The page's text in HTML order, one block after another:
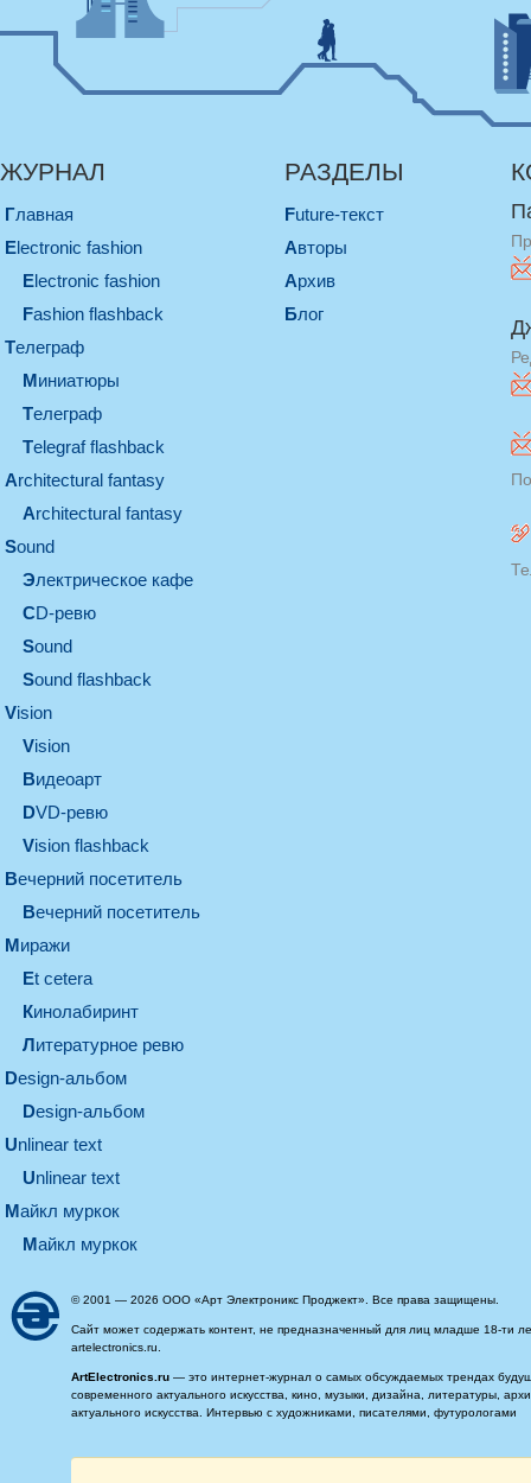
ЖУРНАЛ
Главная
electronic fashion
electronic fashion
Fashion flashback
телеграф
миниатюры
телеграф
Telegraf flashback
architectural fantasy
architectural fantasy
sound
электрическое кафе
CD-ревю
sound
Sound flashback
vision
vision
видеоарт
DVD-ревю
Vision flashback
вечерний посетитель
вечерний посетитель
миражи
et cetera
кинолабиринт
литературное ревю
design-альбом
design-альбом
unlinear text
Unlinear text
майкл муркок
майкл муркок
РАЗДЕЛЫ
Future-текст
Авторы
Архив
Блог
© 2001 — 2026 ООО «Арт Электроникс Проджект». Все права защищены.
Сайт может содержать контент, не предназначенный для лиц младше 18-ти
artelectronics.ru.
ArtElectronics.ru — это интернет-журнал о самых обсуждаемых трендах
современного актуального искусства, кино, музыки, дизайна, литературы,
актуального искусства. Интервью с художниками, писателями, футурологами